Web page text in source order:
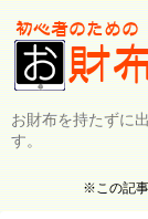
お財布を持たずに
す。
※この記事